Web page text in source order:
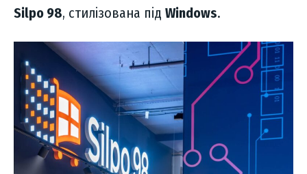
Silpo 98, стилізована під Windows.